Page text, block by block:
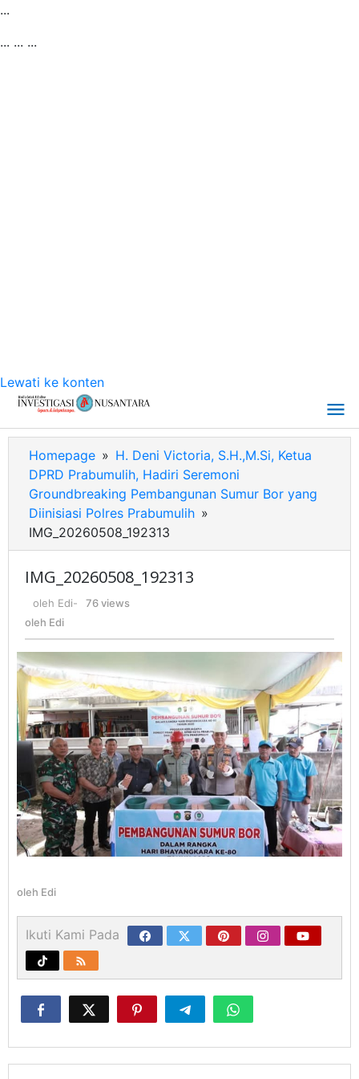
...
... ... ...
Lewati ke konten
Homepage » H. Deni Victoria, S.H.,M.Si, Ketua
DPRD Prabumulih, Hadiri Seremoni
Groundbreaking Pembangunan Sumur Bor yang
Diinisiasi Polres Prabumulih »
IMG_20260508_192313
IMG_20260508_192313
oleh Edi-
76 views
oleh Edi
oleh Edi
Ikuti Kami Pada